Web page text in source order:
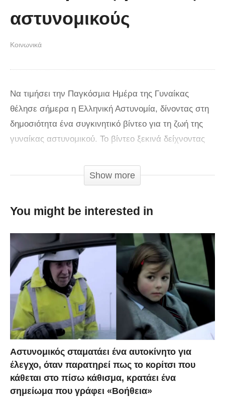
(Βίντεο)
αστυνομικούς
Κοινωνικά
Να τιμήσει την Παγκόσμια Ημέρα της Γυναίκας
θέλησε σήμερα η Ελληνική Αστυνομία, δίνοντας στη
δημοσιότητα ένα συγκινητικό βίντεο για τη ζωή της
γυναίκας αστυνομικού. Το βίντεο ξεκινά δείχνοντας
προσφέρει τις υπηρεσίες της. Από τα γραφεία της
Ελληνικής Αστυνομίας, το κέντρο επιχειρήσεων της
ΔΙΑΣ, στη μάχη κατάσβεσης φωτιάς και σε ρόλο
αγκαλιάζει στοργικά τα παιδιά της.
Show more
You might be interested in
Αστυνομικός σταματάει ένα αυτοκίνητο για
έλεγχο, όταν παρατηρεί πως το κορίτσι που
κάθεται στο πίσω κάθισμα, κρατάει ένα
σημείωμα που γράφει «Βοήθεια»